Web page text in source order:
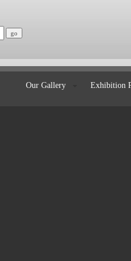
Our Gallery Exhibition